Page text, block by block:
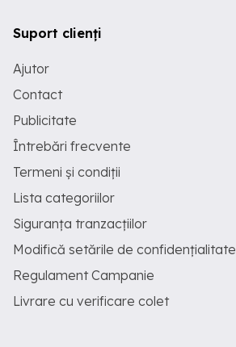
Suport clienți
Ajutor
Contact
Publicitate
Întrebări frecvente
Termeni și condiții
Lista categoriilor
Siguranța tranzacțiilor
Modifică setările de confidențialitate
Regulament Campanie
Livrare cu verificare colet